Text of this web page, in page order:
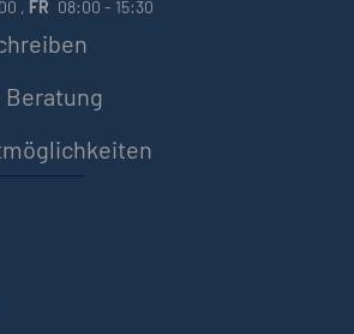
, FR 08:00 - 15:30